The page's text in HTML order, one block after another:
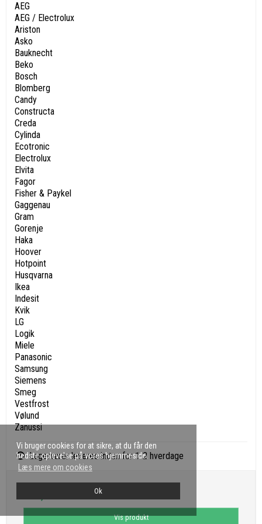
Vi bruger cookies for at sikre, at du får den
bedste oplevelse på vores hjemmeside.
Læs mere om cookies
Ok
AEG
AEG / Electrolux
Ariston
Asko
Bauknecht
Beko
Bosch
Blomberg
Candy
Constructa
Creda
Cylinda
Ecotronic
Electrolux
Elvita
Fagor
Fisher & Paykel
Gaggenau
Gram
Gorenje
Haka
Hoover
Hotpoint
Husqvarna
Ikea
Indesit
Kvik
LG
Logik
Miele
Panasonic
Samsung
Siemens
Smeg
Vestfrost
Vølund
Zanussi
Lagervarer leveres inden for 1-2 hverdage
Vis produkt